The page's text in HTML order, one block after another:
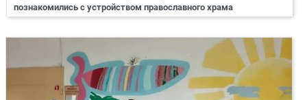
познакомились с устройством православного храма